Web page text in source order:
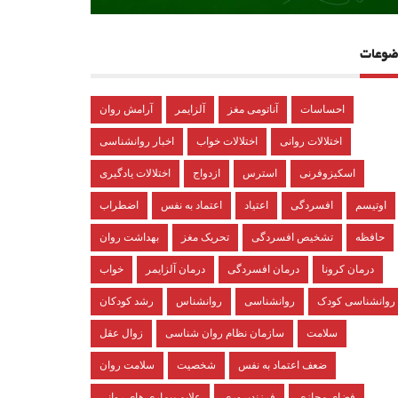
آرامش روان آلزایمر آناتومی مغز احساسات
اخبار روانشناسی اختلالات خواب اختلالات روانی
اختلالات یادگیری ازدواج استرس اسکیزوفرنی
اضطراب اعتماد به نفس اعتیاد افسردگی اوتیسم
بهداشت روان تحریک مغز تشخیص افسردگی حافظه
خواب درمان آلزایمر درمان افسردگی درمان کرونا
رشد کودکان روانشناس روانشناسی روانشناسی کودک
زوال عقل سازمان نظام روان شناسی سلامت
سلامت روان شخصیت ضعف اعتماد به نفس